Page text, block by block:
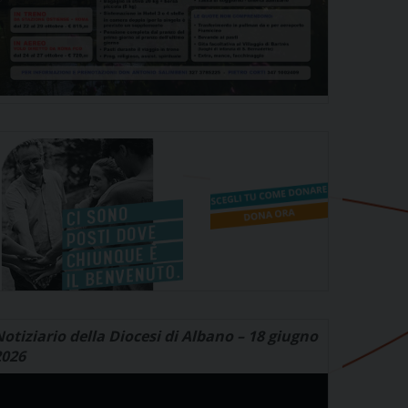
della Diocesi di Albano – 18 giugno